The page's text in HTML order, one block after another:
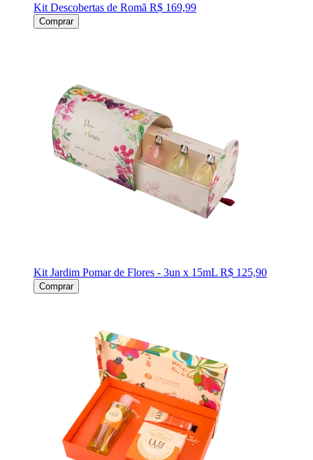
Kit Descobertas de Romã R$ 169,99
Comprar
Kit Jardim Pomar de Flores - 3un x 15mL R$ 125,90
Comprar